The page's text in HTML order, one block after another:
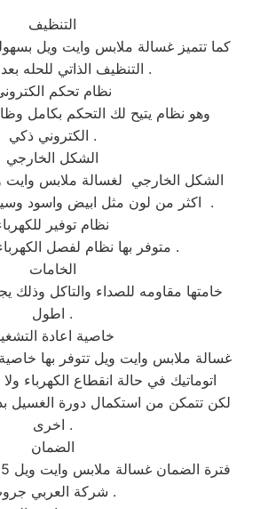
التنظيف
كما تتميز غسالة ملابس وايت ويل
التنظيف الذاتي للحله بعد الغسيل .
نظام تحكم
وهو نظام يتيح لك التحكم بكامل
الكتروني ذكي .
الشكل الخارجي
الشكل الخارجي لغسالة ملابس وايت
اكثر من لون مثل ابيض واسود وسيلفر لتناسب الجميع .
نظام توفير
متوفر بها نظام لفصل الكهرباء كل 15 ثانيه .
الخامات
خامتها مقاومه للصداء والتاكل وذلك
اطول .
خاصية اعادة
غسالة ملابس وايت ويل تتوفر بها
اتوماتيك في حالة انقطاع الكهرباء
لكن تتمكن من استكمال دورة الغسيل
اخرى .
الضمان
شركة العربي جروب .